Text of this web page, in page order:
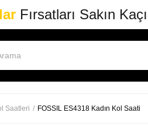
Fırsatları Sakın
Saatleri FOSSIL ES4318 Kadın Kol Saati